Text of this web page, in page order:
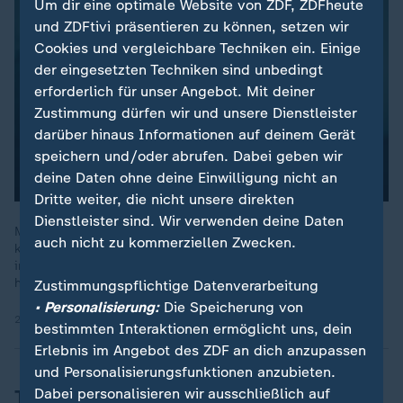
Mittelbaden 2012: Eine riesige Fläche wird mit PFAS
kontaminiert. Die Chemikalie gelangt ins Trinkwasser und auch
ins Blut der Menschen. Ein Umweltverbrechen mit Folgen bis
heute.
Teure Trinkwasserreinigung -
Um dir eine optimale Website von ZDF, ZDFheute
und ZDFtivi präsentieren zu können, setzen wir
Cookies und vergleichbare Techniken ein. Einige
der eingesetzten Techniken sind unbedingt
erforderlich für unser Angebot. Mit deiner
Zustimmung dürfen wir und unsere Dienstleister
darüber hinaus Informationen auf deinem Gerät
speichern und/oder abrufen. Dabei geben wir
deine Daten ohne deine Einwilligung nicht an
Dritte weiter, die nicht unsere direkten
Dienstleister sind. Wir verwenden deine Daten
auch nicht zu kommerziellen Zwecken.
Zustimmungspflichtige Datenverarbeitung
• Personalisierung:Die Speicherung von
bestimmten Interaktionen ermöglicht uns, dein
Erlebnis im Angebot des ZDF an dich anzupassen
und Personalisierungsfunktionen anzubieten.
Dabei personalisieren wir ausschließlich auf